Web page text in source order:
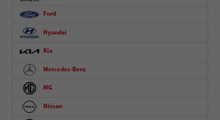
Ford
Hyundai
Kia
Mercedes-Benz
MG
Nissan